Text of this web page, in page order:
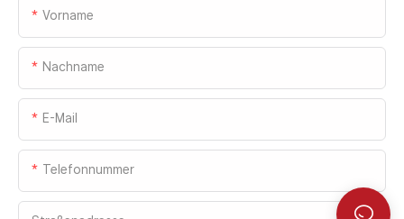
Vorname
Nachname
E-Mail
Telefonnummer